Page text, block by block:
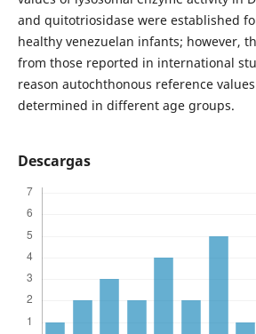
and quitotriosidase were established
healthy venezuelan infants; however,
from those reported in international
reason autochthonous reference
determined in different age groups.
Descargas